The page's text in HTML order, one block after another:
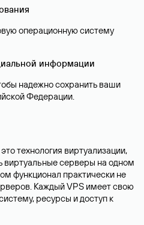
операционную систему
информации
надежно сохранить ваши
Федерации.
технология виртуализации,
виртуальные серверы на одном
функционал практически не
Каждый VPS имеет свою
ресурсы и доступ к